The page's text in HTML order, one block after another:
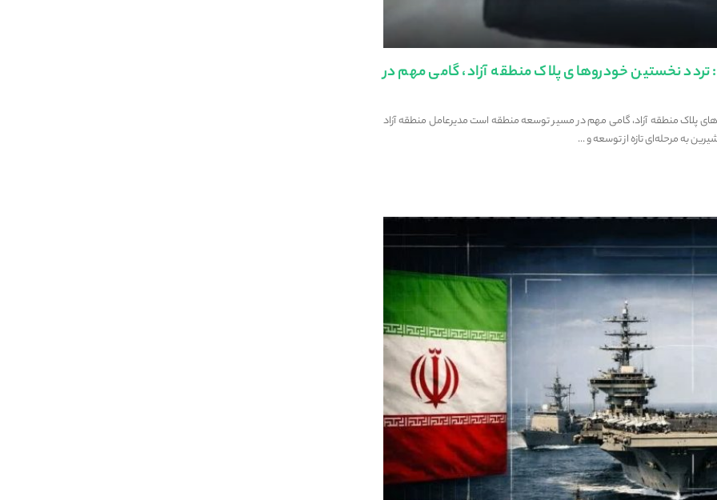
تردد نخستین خودروهای پلاک منطقه آزاد، گامی مهم در
پلاک منطقه آزاد، گامی مهم در مسیر توسعه منطقه است مدیرعامل منطقه آزاد
به مرحله‌ای تازه از توسعه و...